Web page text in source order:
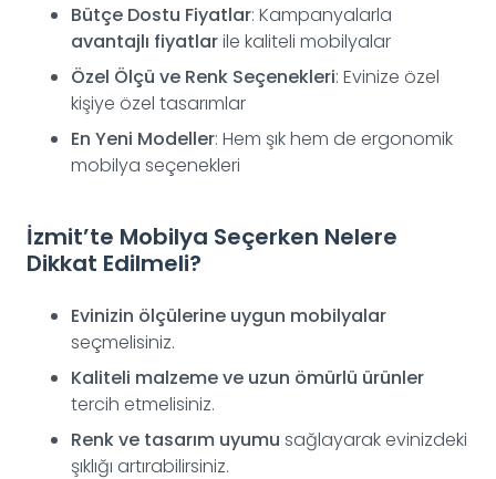
Bütçe Dostu Fiyatlar: Kampanyalarla
avantajlı fiyatlarile kaliteli mobilyalar
Özel Ölçü ve Renk Seçenekleri: Evinize özel
kişiye özel tasarımlar
En Yeni Modeller: Hem şık hem de ergonomik
mobilya seçenekleri
İzmit’te Mobilya Seçerken Nelere
Dikkat Edilmeli?
Evinizin ölçülerine uygun mobilyalar
seçmelisiniz.
Kaliteli malzeme ve uzun ömürlü ürünler
tercih etmelisiniz.
Renk ve tasarım uyumu sağlayarak evinizdeki
şıklığı artırabilirsiniz.